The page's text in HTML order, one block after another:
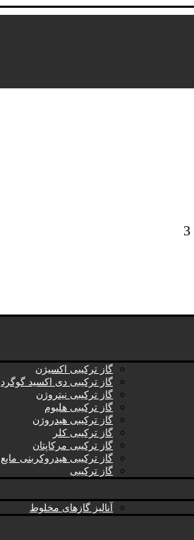
گاز ترکیبی اکسیژن
گاز ترکیبی دی اکسید گوگرد
گاز ترکیبی نیتروژن
گاز ترکیبی هلیوم
گاز ترکیبی هیدروژن
گاز ترکیبی کلر
گاز ترکیبی مرکاپتان
گاز ترکیبی هیدروکربنی مایع
گاز ترکیبی
آنالیز گازهای مخلوط